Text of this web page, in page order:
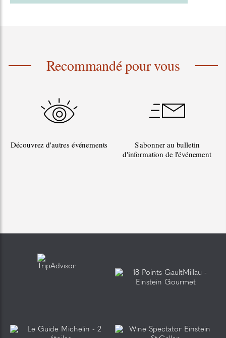
Recommandé pour vous
Découvrez d'autres événements
S'abonner au bulletin
d'information de l'événement